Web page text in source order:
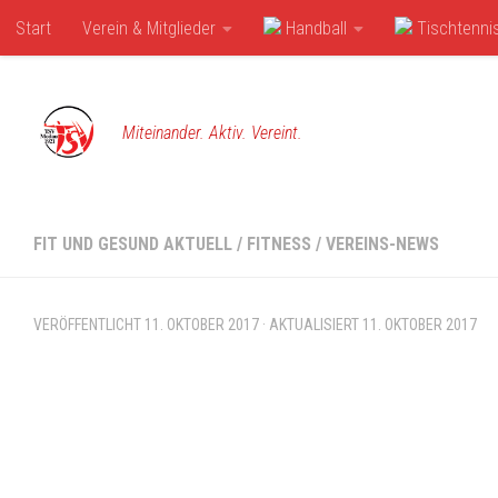
Zum Inhalt springen
Start Verein & Mitglieder Handball
Miteinander. Aktiv. Vereint.
FIT UND GESUND AKTUELL / FITNESS / VEREINS-NEWS
VERÖFFENTLICHT 11. OKTOBER 2017 · AKTUALISIERT 11. OKTOBER 2017